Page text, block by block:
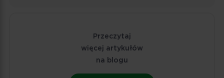
Przeczytaj
więcej artykułów
na blogu